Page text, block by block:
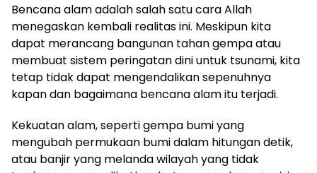
Bencana alam adalah salah satu cara Allah
menegaskan kembali realitas ini. Meskipun kita
dapat merancang bangunan tahan gempa atau
membuat sistem peringatan dini untuk tsunami, kita
tetap tidak dapat mengendalikan sepenuhnya
kapan dan bagaimana bencana alam itu terjadi.
Kekuatan alam, seperti gempa bumi yang
mengubah permukaan bumi dalam hitungan detik,
atau banjir yang melanda wilayah yang tidak